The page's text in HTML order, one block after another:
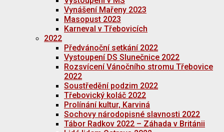
Vynášení Mařeny 2023
Masopust 2023
Karneval v Třebovicích
2022
Předvánoční setkání 2022
Vystoupení DS Slunečnice 2022
Rozsvícení Vánočního stromu Třebovice
2022
Soustředění podzim 2022
Třebovický koláč 2022
Prolínání kultur, Karviná
Sochovy národopisné slavnosti 2022
Tábor Radkov 2022 – Záhada v Británii